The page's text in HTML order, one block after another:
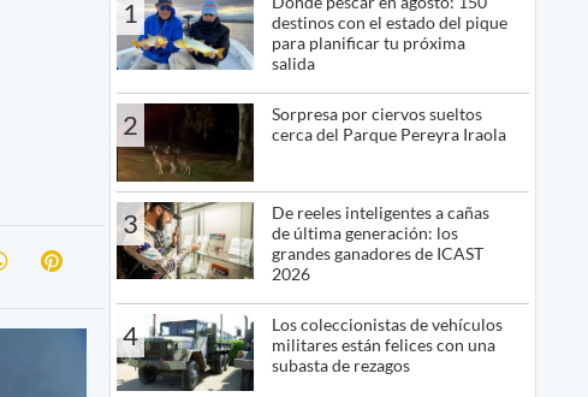
1
destinos con el estado del pique
para planificar tu próxima
salida
2
Sorpresa por ciervos sueltos
cerca del Parque Pereyra Iraola
3
De reeles inteligentes a cañas
de última generación: los
grandes ganadores de ICAST
2026
4
Los coleccionistas de vehículos
militares están felices con una
subasta de rezagos